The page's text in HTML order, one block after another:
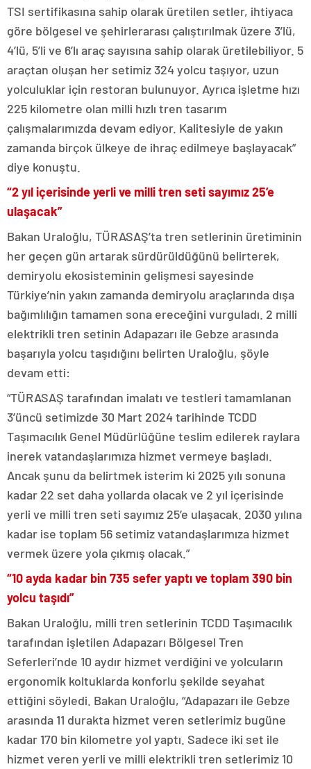
TSI sertifikasına sahip olarak üretilen setler, ihtiyaca
göre bölgesel ve şehirlerarası çalıştırılmak üzere 3’lü,
4’lü, 5’li ve 6’lı araç sayısına sahip olarak üretilebiliyor. 5
araçtan oluşan her setimiz 324 yolcu taşıyor, uzun
yolculuklar için restoran bulunuyor. Ayrıca işletme hızı
225 kilometre olan milli hızlı tren tasarım
çalışmalarımızda devam ediyor. Kalitesiyle de yakın
zamanda birçok ülkeye de ihraç edilmeye başlayacak”
diye konuştu.
“2 yıl içerisinde yerli ve milli tren seti sayımız 25’e
ulaşacak”
Bakan Uraloğlu, TÜRASAŞ’ta tren setlerinin üretiminin
her geçen gün artarak sürdürüldüğünü belirterek,
demiryolu ekosisteminin gelişmesi sayesinde
Türkiye’nin yakın zamanda demiryolu araçlarında dışa
bağımlılığın tamamen sona ereceğini vurguladı. 2 milli
elektrikli tren setinin Adapazarı ile Gebze arasında
başarıyla yolcu taşıdığını belirten Uraloğlu, şöyle
devam etti:
“TÜRASAŞ tarafından imalatı ve testleri tamamlanan
3’üncü setimizde 30 Mart 2024 tarihinde TCDD
Taşımacılık Genel Müdürlüğüne teslim edilerek raylara
inerek vatandaşlarımıza hizmet vermeye başladı.
Ancak şunu da belirtmek isterim ki 2025 yılı sonuna
kadar 22 set daha yollarda olacak ve 2 yıl içerisinde
yerli ve milli tren seti sayımız 25’e ulaşacak. 2030 yılına
kadar ise toplam 56 setimiz vatandaşlarımıza hizmet
vermek üzere yola çıkmış olacak.”
“10 ayda kadar bin 735 sefer yaptı ve toplam 390 bin
yolcu taşıdı”
Bakan Uraloğlu, milli tren setlerinin TCDD Taşımacılık
tarafından işletilen Adapazarı Bölgesel Tren
Seferleri’nde 10 aydır hizmet verdiğini ve yolcuların
ergonomik koltuklarda konforlu şekilde seyahat
ettiğini söyledi. Bakan Uraloğlu, “Adapazarı ile Gebze
arasında 11 durakta hizmet veren setlerimiz bugüne
kadar 170 bin kilometre yol yaptı. Sadece iki set ile
hizmet veren yerli ve milli elektrikli tren setlerimiz 10